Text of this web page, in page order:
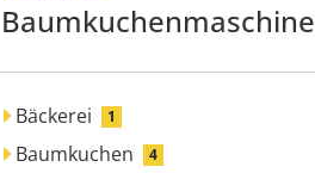
Baumkuchenmaschine
Bäckerei 1
Baumkuchen 4